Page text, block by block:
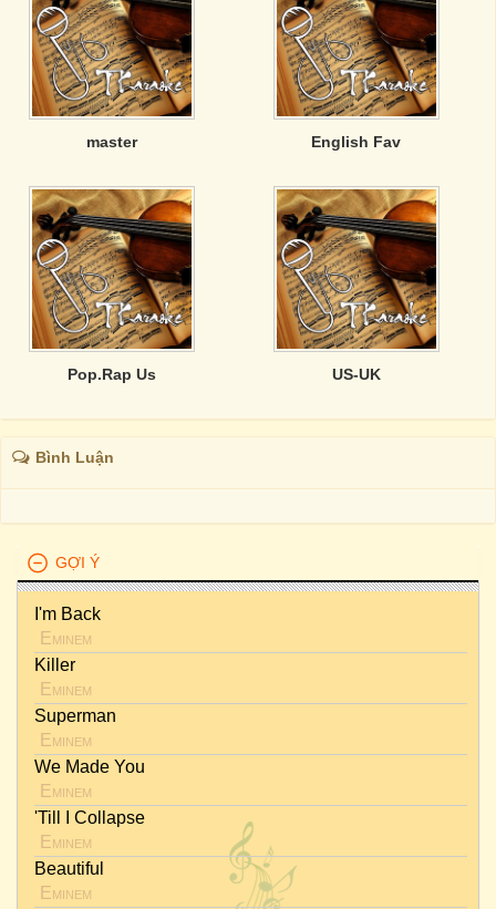
master English Fav
Pop.Rap Us US-UK
Bình Luận
GỢI Ý
I'm Back
Eminem
Killer
Eminem
Superman
Eminem
We Made You
Eminem
'till I Collapse
Eminem
Beautiful
Eminem